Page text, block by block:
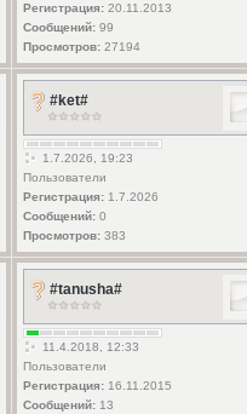
Регистрация:20.11.2013
Сообщений:99
Просмотров:27194
#ket#
1.7.2026, 19:23
Пользователи
Регистрация:1.7.2026
Сообщений:0
Просмотров:383
#tanusha#
11.4.2018, 12:33
Пользователи
Регистрация:16.11.2015
Сообщений:13